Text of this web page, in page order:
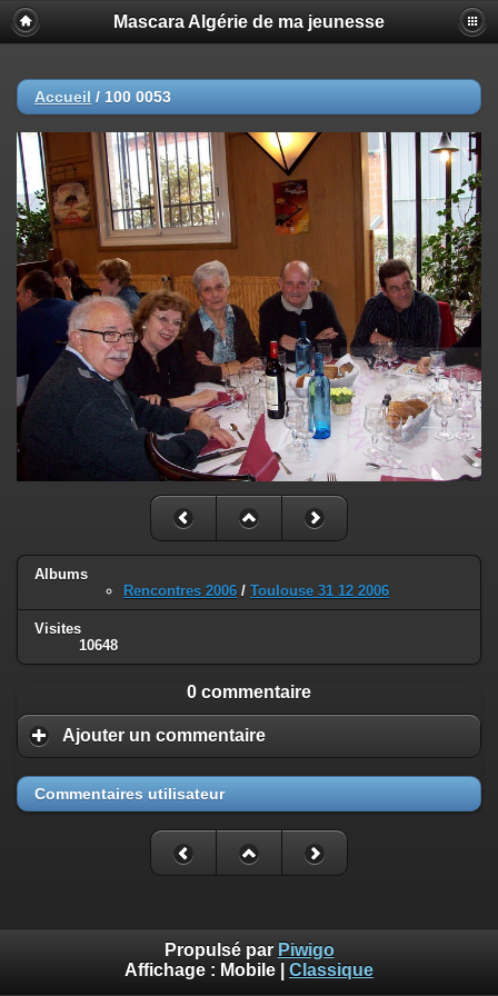
Mascara Algérie de ma jeunesse
Accueil / 100 0053
Albums
Rencontres 2006 / Toulouse 31 12 2006
Visites
10648
0 commentaire
Ajouter un commentaire
Commentaires utilisateur
Propulsé par Piwigo
Affichage : Mobile Classique